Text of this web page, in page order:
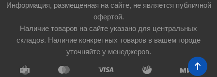
Информация, размещенная на сайте, не является публичной
офертой.
Наличие товаров на сайте указано для центральных
складов. Наличие конкретных товаров в вашем городе
уточняйте у менеджеров.